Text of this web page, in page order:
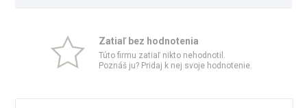
Zatiaľ bez hodnotenia
Túto firmu zatiaľ nikto nehodnotil.
Poznáš ju? Pridaj k nej svoje hodnotenie.